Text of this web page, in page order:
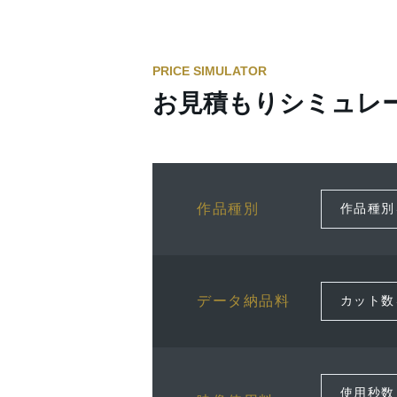
PRICE SIMULATOR
お見積もりシミュレ
作品種別
データ納品料